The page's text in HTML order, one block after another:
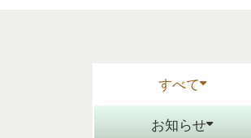
すべて
お知らせ